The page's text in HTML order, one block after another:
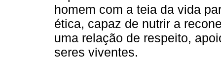
homem com a teia da vida
ética, capaz de nutrir a
uma relação de respeito,
seres viventes.